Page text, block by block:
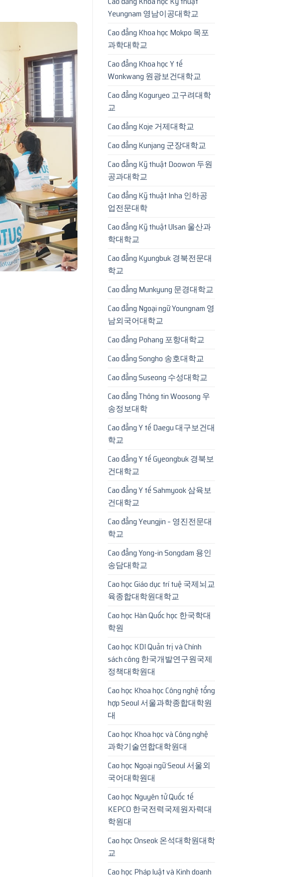
Yeungnam 영남이공대학교
Cao đẳng Khoa học Mokpo 목포
과학대학교
Cao đẳng Khoa học Y tế
Wonkwang 원광보건대학교
Cao đẳng Koguryeo 고구려대학
교
Cao đẳng Koje 거제대학교
Cao đẳng Kunjang 군장대학교
Cao đẳng Kỹ thuật Doowon 두원
공과대학교
Cao đẳng Kỹ thuật Inha 인하공
업전문대학
Cao đẳng Kỹ thuật Ulsan 울산과
학대학교
Cao đẳng Kyungbuk 경북전문대
학교
Cao đẳng Munkyung 문경대학교
Cao đẳng Ngoại ngữ Youngnam 영
남외국어대학교
Cao đẳng Pohang 포항대학교
Cao đẳng Songho 송호대학교
Cao đẳng Suseong 수성대학교
Cao đẳng Thông tin Woosong 우
송정보대학
Cao đẳng Y tế Daegu 대구보건대
학교
Cao đẳng Y tế Gyeongbuk 경북보
건대학교
Cao đẳng Y tế Sahmyook 삼육보
건대학교
Cao đẳng Yeungjin – 영진전문대
학교
Cao đẳng Yong-in Songdam 용인
송담대학교
Cao học Giáo dục trí tuệ 국제뇌교
육종합대학원대학교
Cao học Hàn Quốc học 한국학대
학원
Cao học KDI Quản trị và Chính
sách công 한국개발연구원국제
정책대학원대
Cao học Khoa học Công nghệ tổng
hợp Seoul 서울과학종합대학원
대
Cao học Khoa học và Công nghệ
과학기술연합대학원대
Cao học Ngoại ngữ Seoul 서울외
국어대학원대
Cao học Nguyên tử Quốc tế
KEPCO 한국전력국제원자력대
학원대
Cao học Onseok 온석대학원대학
교
Cao học Pháp luật và Kinh doanh